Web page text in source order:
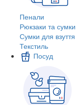
Пенали
Рюкзаки та сумки
Сумки для взуття
Текстиль
Посуд